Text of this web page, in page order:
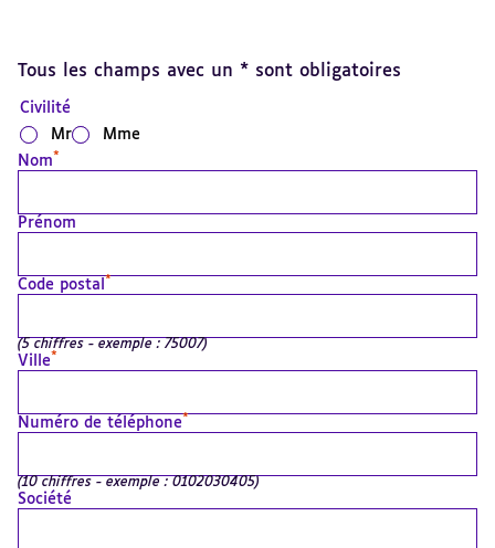
Tous les champs avec un * sont obligatoires
Civilité
Mr
Mme
Nom *
Prénom
Code postal *
(5 chiffres - exemple : 75007)
Ville *
Numéro de téléphone *
(10 chiffres - exemple : 0102030405)
Société